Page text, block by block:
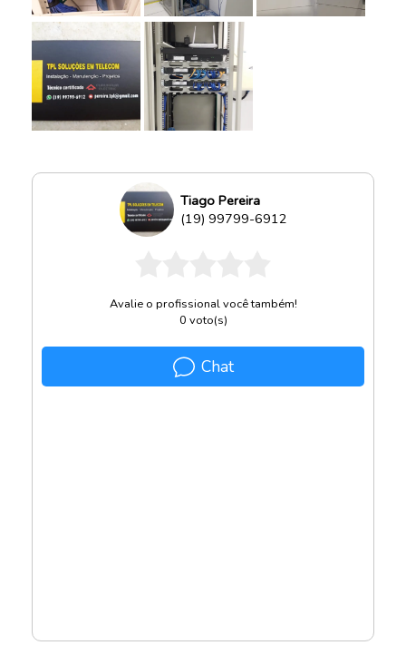
Tiago Pereira
(19) 99799-6912
Avalie o profissional você também!
0 voto(s)
Chat